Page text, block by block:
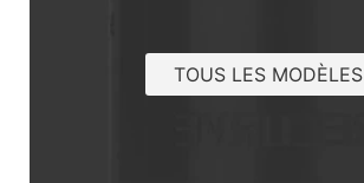
TOUS LES MODÈLES